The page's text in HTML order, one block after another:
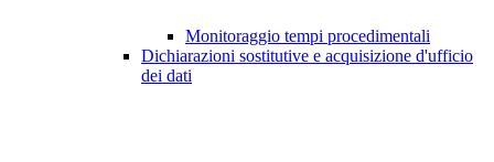
Monitoraggio tempi procedimentali
Dichiarazioni sostitutive e acquisizione d'ufficio
dei dati